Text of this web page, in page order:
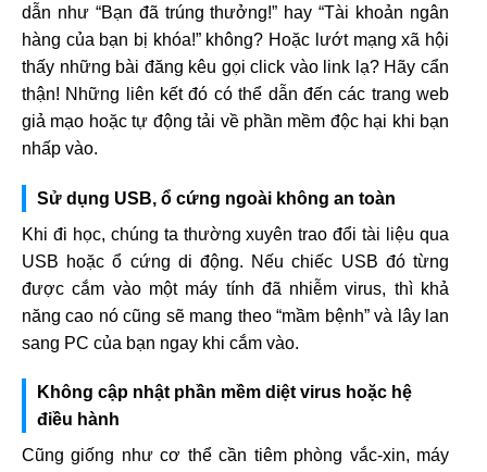
dẫn như “Bạn đã trúng thưởng!” hay “Tài khoản ngân
hàng của bạn bị khóa!” không? Hoặc lướt mạng xã hội
thấy những bài đăng kêu gọi click vào link lạ? Hãy cẩn
thận! Những liên kết đó có thể dẫn đến các trang web
giả mạo hoặc tự động tải về phần mềm độc hại khi bạn
nhấp vào.
Sử dụng USB, ổ cứng ngoài không an toàn
Khi đi học, chúng ta thường xuyên trao đổi tài liệu qua
USB hoặc ổ cứng di động. Nếu chiếc USB đó từng
được cắm vào một máy tính đã nhiễm virus, thì khả
năng cao nó cũng sẽ mang theo “mầm bệnh” và lây lan
sang PC của bạn ngay khi cắm vào.
Không cập nhật phần mềm diệt virus hoặc hệ
điều hành
Cũng giống như cơ thể cần tiêm phòng vắc-xin, máy